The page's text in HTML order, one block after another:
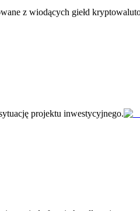
z wiodących giełd
projektu inwestycyjnego.